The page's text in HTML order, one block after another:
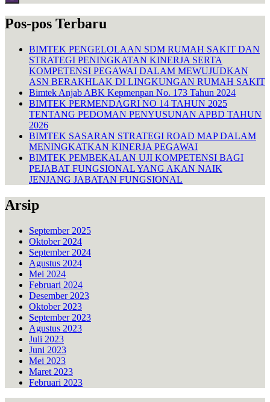
Pos-pos Terbaru
BIMTEK PENGELOLAAN SDM RUMAH SAKIT DAN
STRATEGI PENINGKATAN KINERJA SERTA
KOMPETENSI PEGAWAI DALAM MEWUJUDKAN
ASN BERAKHLAK DI LINGKUNGAN RUMAH SAKIT
Bimtek Anjab ABK Kepmenpan No. 173 Tahun 2024
BIMTEK PERMENDAGRI NO 14 TAHUN 2025
TENTANG PEDOMAN PENYUSUNAN APBD TAHUN
2026
BIMTEK SASARAN STRATEGI ROAD MAP DALAM
MENINGKATKAN KINERJA PEGAWAI
BIMTEK PEMBEKALAN UJI KOMPETENSI BAGI
PEJABAT FUNGSIONAL YANG AKAN NAIK
JENJANG JABATAN FUNGSIONAL
Arsip
September 2025
Oktober 2024
September 2024
Agustus 2024
Mei 2024
Februari 2024
Desember 2023
Oktober 2023
September 2023
Agustus 2023
Juli 2023
Juni 2023
Mei 2023
Maret 2023
Februari 2023